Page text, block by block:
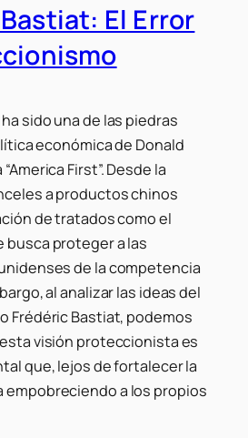
El Error
sido una de las piedras
económica de Donald
First”. Desde la
a productos chinos
de tratados como el
busca proteger a las
de la competencia
al analizar las ideas del
Frédéric Bastiat, podemos
visión proteccionista es
que, lejos de fortalecer la
empobreciendo a los propios